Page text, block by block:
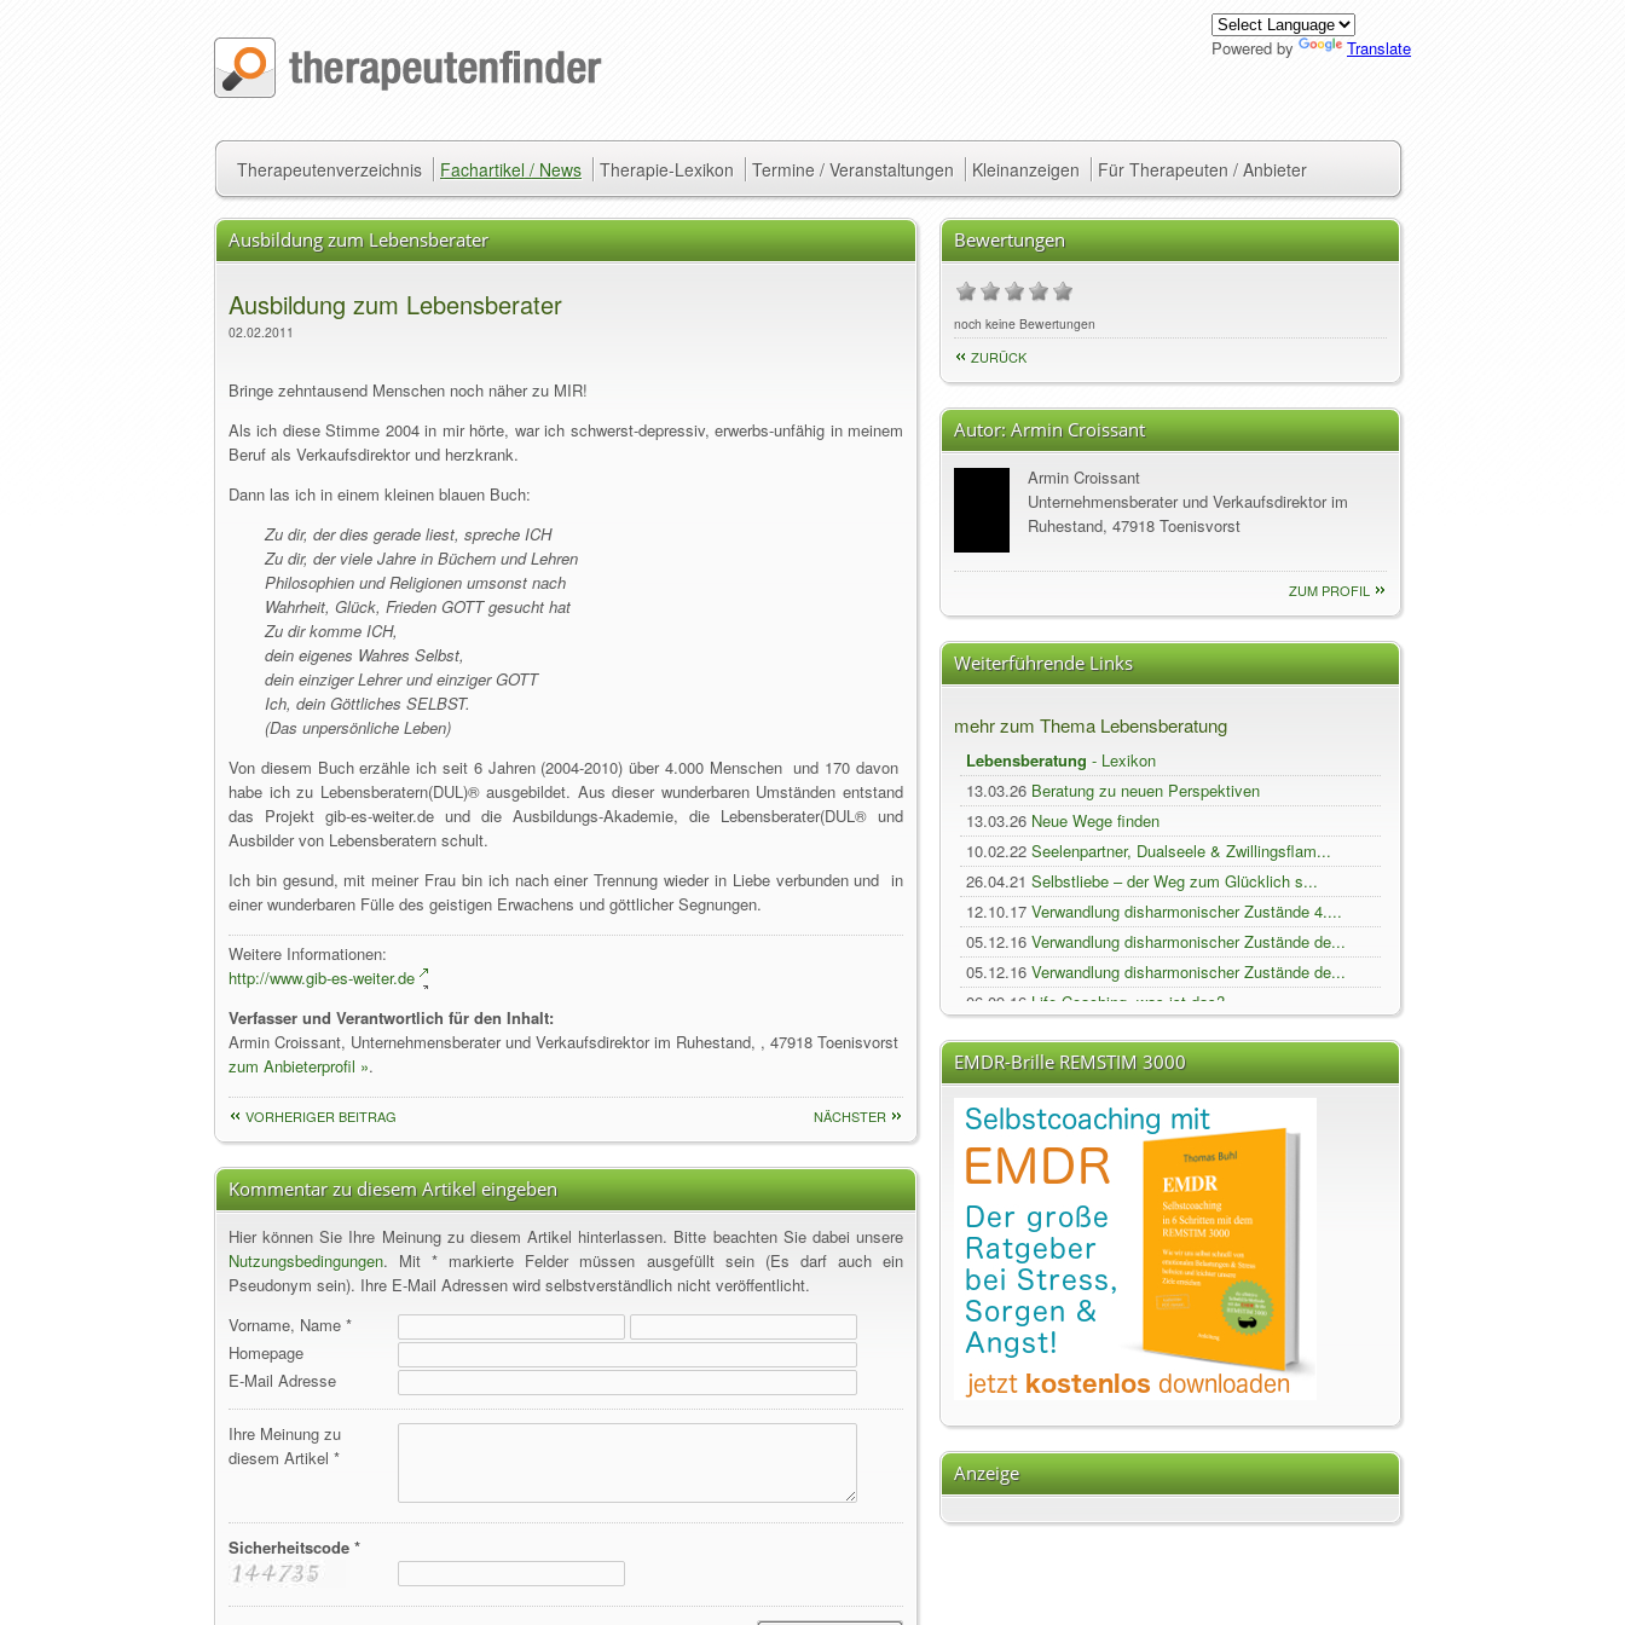
Powered by Translate
Therapeutenverzeichnis Fachartikel / News Therapie-Lexikon Termine / Veranstaltungen Kleinanzeigen Für Therapeuten / Anbieter
Ausbildung zum Lebensberater
Ausbildung zum Lebensberater
02.02.2011
Bringe zehntausend Menschen noch näher zu MIR!
Als ich diese Stimme 2004 in mir hörte, war ich schwerst-depressiv, erwerbs-unfähig in meinem
Beruf als Verkaufsdirektor und herzkrank.
Dann las ich in einem kleinen blauen Buch:
Zu dir, der dies gerade liest, spreche ICH
Zu dir, der viele Jahre in Büchern und Lehren
Philosophien und Religionen umsonst nach
Wahrheit, Glück, Frieden GOTT gesucht hat
Zu dir komme ICH,
dein eigenes Wahres Selbst,
dein einziger Lehrer und einziger GOTT
Ich, dein Göttliches SELBST.
(Das unpersönliche Leben)
Von diesem Buch erzähle ich seit 6 Jahren (2004-2010) über 4.000 Menschen und 170 davon
habe ich zu Lebensberatern(DUL)® ausgebildet. Aus dieser wunderbaren Umständen entstand
das Projekt gib-es-weiter.de und die Ausbildungs-Akademie, die Lebensberater(DUL® und
Ausbilder von Lebensberatern schult.
Ich bin gesund, mit meiner Frau bin ich nach einer Trennung wieder in Liebe verbunden und in
einer wunderbaren Fülle des geistigen Erwachens und göttlicher Segnungen.
Weitere Informationen:
http://www.gib-es-weiter.de
Verfasser und Verantwortlich für den Inhalt:
Armin Croissant, Unternehmensberater und Verkaufsdirektor im Ruhestand, , 47918 Toenisvorst
zum Anbieterprofil ».
NÄCHSTER
VORHERIGER BEITRAG
Kommentar zu diesem Artikel eingeben
Hier können Sie Ihre Meinung zu diesem Artikel hinterlassen. Bitte beachten Sie dabei unsere
Nutzungsbedingungen. Mit * markierte Felder müssen ausgefüllt sein (Es darf auch ein
Pseudonym sein). Ihre E-Mail Adressen wird selbstverständlich nicht veröffentlicht.
Vorname, Name *
Homepage
E-Mail Adresse
Ihre Meinung zu
diesem Artikel *
Sicherheitscode *
Bewertungen
noch keine Bewertungen
ZURÜCK
Autor:Armin Croissant
Armin Croissant
Unternehmensberater und Verkaufsdirektor im
Ruhestand, 47918 Toenisvorst
ZUM PROFIL
Weiterführende Links
mehr zum Thema Lebensberatung
Lebensberatung - Lexikon
13.03.26 Beratung zu neuen Perspektiven
13.03.26 Neue Wege finden
10.02.22 Seelenpartner, Dualseele & Zwillingsflam...
26.04.21 Selbstliebe – der Weg zum Glücklich s...
12.10.17 Verwandlung disharmonischer Zustände 4....
05.12.16 Verwandlung disharmonischer Zustände de...
05.12.16 Verwandlung disharmonischer Zustände de...
06.09.16 Life-Coaching, was ist das?
16.04.15Innere Zufriedenheit und Ruhe finden
14.02.15Lebensberatung ist Begleitung
15.10.14Mir geht es mies und das ist gut so!
17.09.14Tunnelblick-Stiftung von Mikel Marz
04.06.14Verwandlung disharmonischer Zustände de...
13.02.14Das kannst Du nicht – Wie Prägungen u...
13.02.14 Liebe am Arbeitsplatz – Fünf Regeln f...
14.11.13Mut tut gut! Warum Aufgeben keine Option...
02.04.13 Das "Aber" lügt!
08.02.13Tohuwabohu – und ein Plädoyer für me...
07.02.13
Was ist Psychoonkologie und psychosozial...
30.08.117 wirkungsvolle Energiekiller
25.03.11Herzintelligenz
25.03.11Herzintelligenz
18.02.11Was ist Die Neue Energie ?
EMDR-Brille REMSTIM 3000
Anzeige